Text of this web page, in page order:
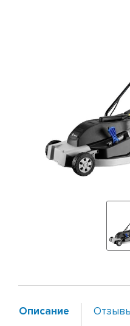
Описание